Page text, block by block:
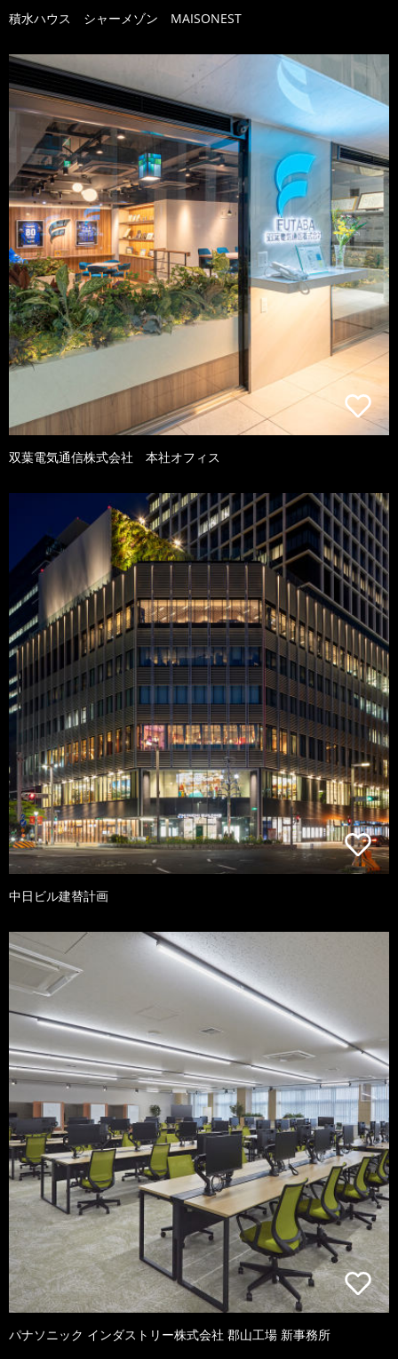
積水ハウス シャーメゾン MAISONEST
双葉電気通信株式会社 本社オフィス
中日ビル建替計画
パナソニック インダストリー株式会社 郡山工場 新事務所